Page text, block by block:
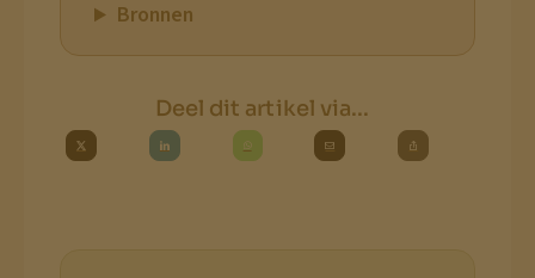
Bronnen
Deel dit artikel via...